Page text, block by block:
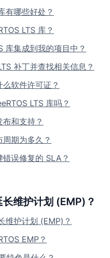
有哪些好处？
LTS 库？
库集成到我的项目中？
补丁并查找相关信息？
软件许可证？
LTS 库吗？
和支持？
期为多久？
误修复的 SLA？
维护计划 (EMP)？
维护计划 (EMP)？
EMP？